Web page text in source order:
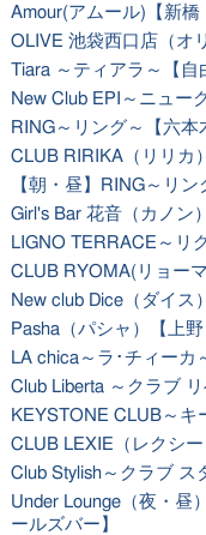
Amour(アムール)【新橋
OLIVE 池袋西口店（オ
Tiara ～ティアラ～【自
New Club EPI～ニュー
RING～リング～【六本
CLUB RIRIKA（リリカ
【朝・昼】RING～リ
Girl's Bar 花音（カノン
LIGNO TERRACE～リ
CLUB RYOMA(リョー
New club Dice（ダイス
Pasha（パシャ）【上野
LA chica～ラ･チィーカ
Club Liberta ～クラブ
KEYSTONE CLUB～キ
CLUB LEXIE（レクシ
Club Stylish～クラブ ス
Under Lounge（夜・昼
ールズバー】